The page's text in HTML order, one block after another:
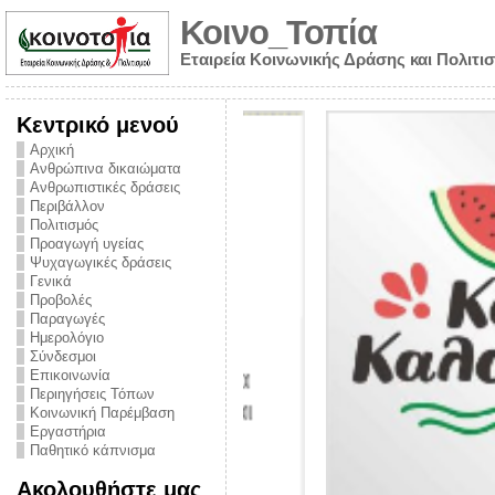
Κοινο_Τοπία
Εταιρεία Κοινωνικής Δράσης και
Κεντρικό μενού
Αρχική
Ανθρώπινα δικαιώματα
Ανθρωπιστικές δράσεις
Περιβάλλον
Πολιτισμός
Προαγωγή υγείας
Ψυχαγωγικές δράσεις
Γενικά
Προβολές
Παραγωγές
Ημερολόγιο
Σύνδεσμοι
Επικοινωνία
Περιηγήσεις Τόπων
Κοινωνική Παρέμβαση
Εργαστήρια
Παθητικό κάπνισμα
Ακολουθήστε μας
από την
την ημέρα
και
στο